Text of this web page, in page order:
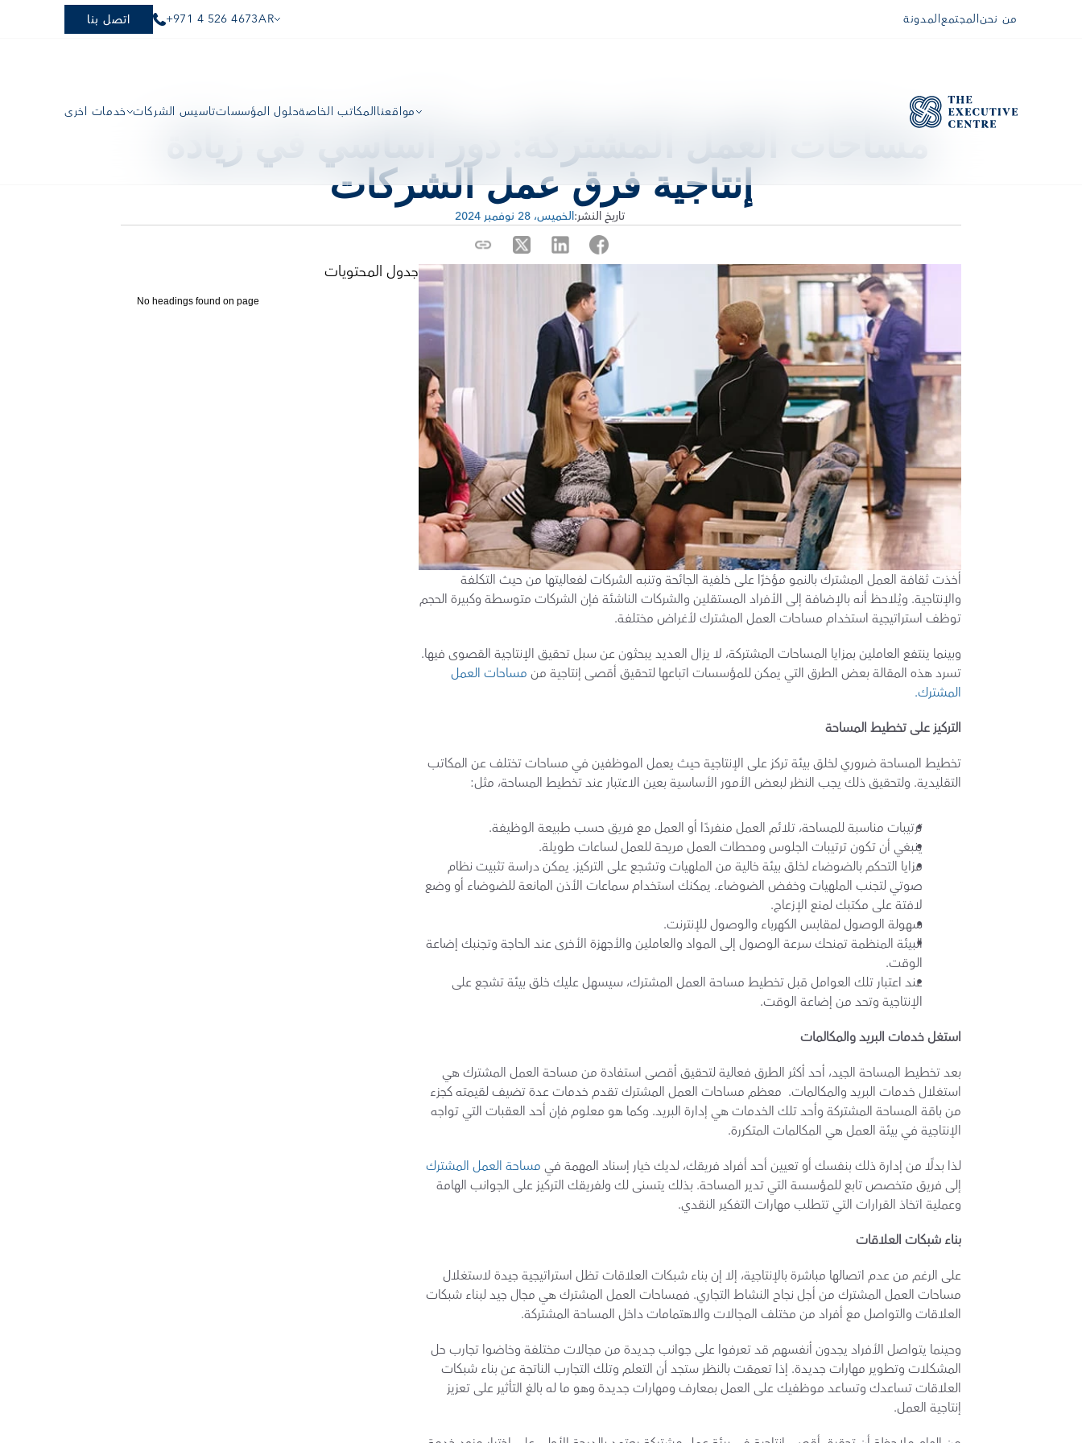
اتصل بنا +971 4 526 4673AR المدونةالمجتمعمن نحن
خدمات أخرى تأسيس الشركاتحلول المؤسساتالمكاتب الخاصةمواقعنا
إنتاجية فرق عمل الشركات
الخميس، 28 نوفمبر 2024 تاريخ النشر:
جدول المحتويات
No headings found on page
توظف استراتيجية استخدام مساحات العمل المشترك لأغراض مختلفة.
تسرد هذه المقالة بعض الطرق التي يمكن للمؤسسات اتباعها لتحقيق أقصى إنتاجية من
المشترك.
التركيز على تخطيط المساحة
التقليدية. ولتحقيق ذلك يجب النظر لبعض الأمور الأساسية بعين الاعتبار عند تخطيط المساحة، مثل:
ترتيبات مناسبة للمساحة، تلائم العمل منفردًا أو العمل مع فريق حسب طبيعة الوظيفة.
ينبغي أن تكون ترتيبات الجلوس ومحطات العمل مريحة للعمل لساعات طويلة.
لافتة على مكتبك لمنع الإزعاج.
سهولة الوصول لمقابس الكهرباء والوصول للإنترنت.
الوقت.
الإنتاجية وتحد من إضاعة الوقت.
استغل خدمات البريد والمكالمات
الإنتاجية في بيئة العمل هي المكالمات المتكررة.
لذا بدلًا من إدارة ذلك بنفسك أو تعيين أحد أفراد فريقك، لديك خيار إسناد المهمة في مساحة العمل المشترك
وعملية اتخاذ القرارات التي تتطلب مهارات التفكير النقدي.
بناء شبكات العلاقات
العلاقات والتواصل مع أفراد من مختلف المجالات والاهتمامات داخل المساحة المشتركة.
إنتاجية العمل.